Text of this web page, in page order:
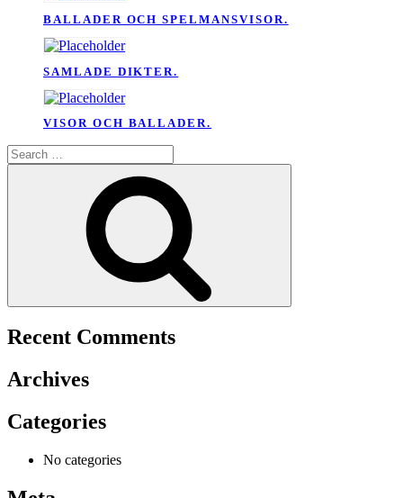
BALLADER OCH SPELMANSVISOR.
SAMLADE DIKTER.
VISOR OCH BALLADER.
Search
for:
Recent Comments
Archives
Categories
No categories